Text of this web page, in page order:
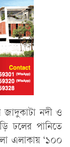
জাদুকাটা নদী ও
ঢলের পানিতে
এলাকায় ‘১০০